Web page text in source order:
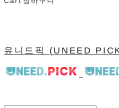
유니드픽 (UNEED